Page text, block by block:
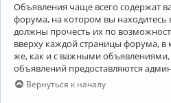
Объявления чаще всего содержат
форума, на котором вы
должны прочесть их по
вверху каждой страницы форума, в
же, как и с важными объявлениями,
объявлений предоставляются
Вернуться к началу